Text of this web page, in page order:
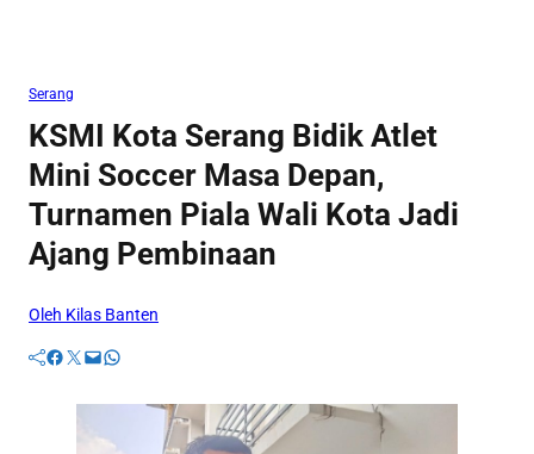
Serang
KSMI Kota Serang Bidik Atlet
Mini Soccer Masa Depan,
Turnamen Piala Wali Kota Jadi
Ajang Pembinaan
Oleh Kilas Banten
Facebook Twitter Mail WhatsApp